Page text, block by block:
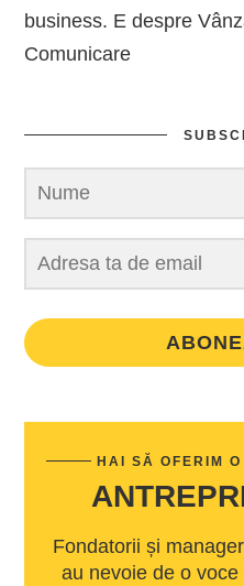
business. E despre
Comunicare
HAI SĂ OFERIM
Fondatorii și
au nevoie de o